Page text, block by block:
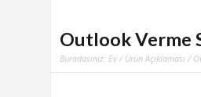
Outlook Verme
Buradasınız: Ev / Ürün Açıklaması /